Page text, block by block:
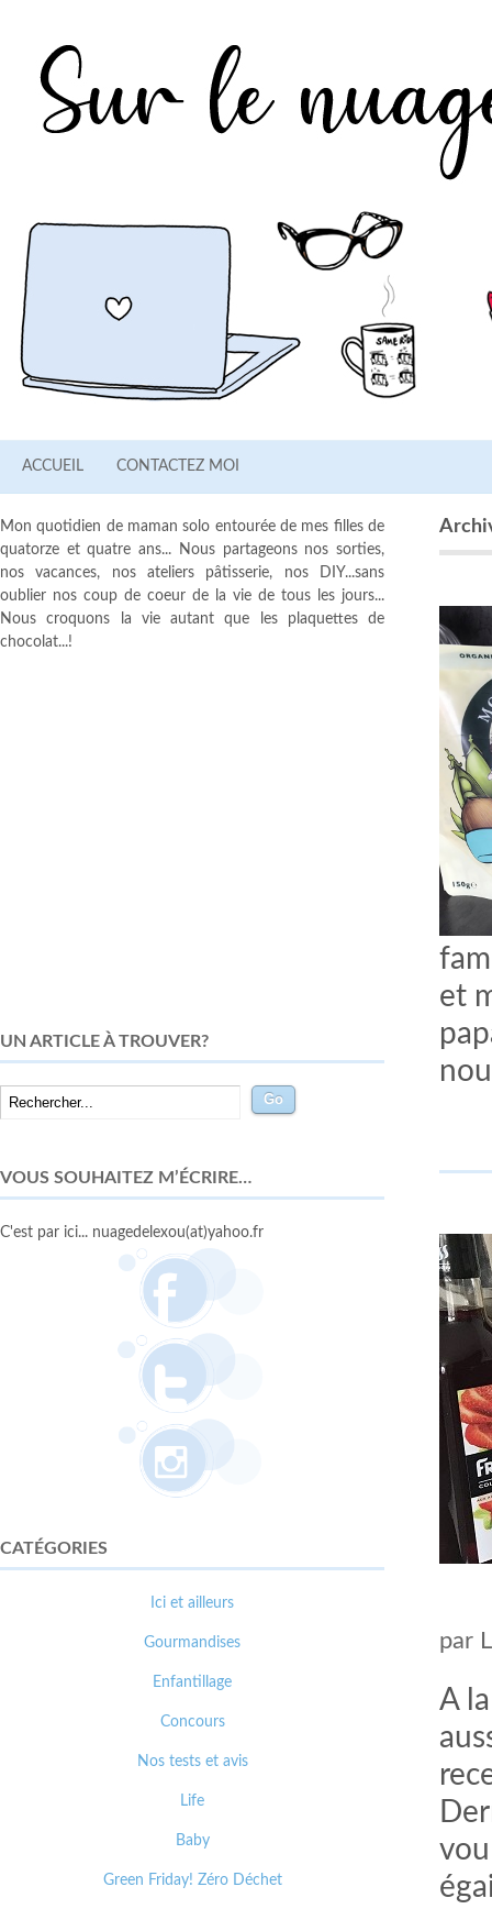
ACCUEIL CONTACTEZ MOI
et
par
A
Mon quotidien de maman solo entourée de mes filles de
quatorze et quatre ans... Nous partageons nos sorties,
nos vacances, nos ateliers pâtisserie, nos DIY...sans
oublier nos coup de coeur de la vie de tous les jours...
Nous croquons la vie autant que les plaquettes de
chocolat...!
UN ARTICLE À TROUVER?
VOUS SOUHAITEZ M’ÉCRIRE…
C'est par ici... nuagedelexou(at)yahoo.fr
CATÉGORIES
Ici et ailleurs
Gourmandises
Enfantillage
Concours
Nos tests et avis
Life
Baby
Green Friday! Zéro Déchet